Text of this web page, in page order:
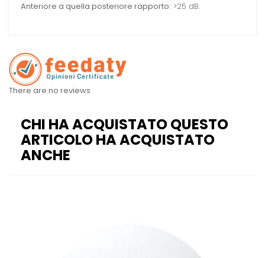
Anteriore a quella posteriore rapporto: >25 dB.
There are no reviews
CHI HA ACQUISTATO QUESTO
ARTICOLO HA ACQUISTATO
ANCHE